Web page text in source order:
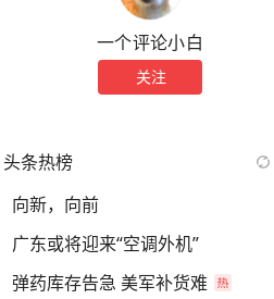
一个评论小白
关注
头条热榜
向新，向前
广东或将迎来“空调外机”
弹药库存告急 美军补货难